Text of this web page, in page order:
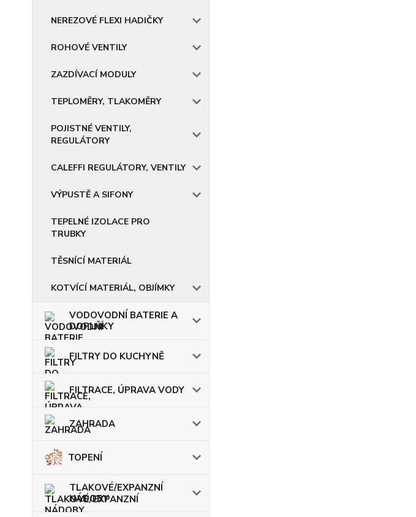
NEREZOVÉ FLEXI HADIČKY
ROHOVÉ VENTILY
ZAZDÍVACÍ MODULY
TEPLOMĚRY, TLAKOMĚRY
POJISTNÉ VENTILY,
REGULÁTORY
CALEFFI REGULÁTORY, VENTILY
VÝPUSTĚ A SIFONY
TEPELNÉ IZOLACE PRO
TRUBKY
TĚSNÍCÍ MATERIÁL
KOTVÍCÍ MATERIÁL, OBJÍMKY
VODOVODNÍ BATERIE A
DOPLŇKY
FILTRY DO KUCHYNĚ
FILTRACE, ÚPRAVA VODY
ZAHRADA
TOPENÍ
TLAKOVÉ/EXPANZNÍ
NÁDOBY